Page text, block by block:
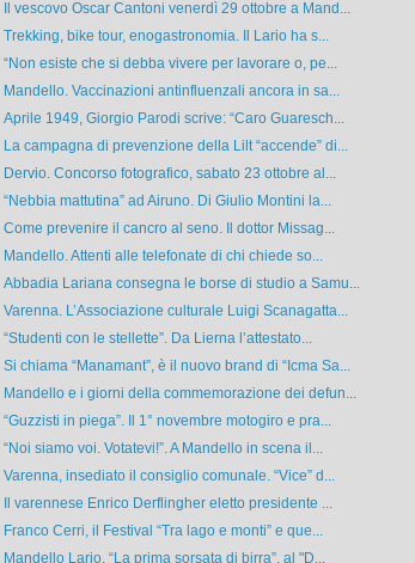
Il vescovo Oscar Cantoni venerdì 29 ottobre a Mand...
Trekking, bike tour, enogastronomia. Il Lario ha s...
“Non esiste che si debba vivere per lavorare o, pe...
Mandello. Vaccinazioni antinfluenzali ancora in sa...
Aprile 1949, Giorgio Parodi scrive: “Caro Guaresch...
La campagna di prevenzione della Lilt “accende” di...
Dervio. Concorso fotografico, sabato 23 ottobre al...
“Nebbia mattutina” ad Airuno. Di Giulio Montini la...
Come prevenire il cancro al seno. Il dottor Missag...
Mandello. Attenti alle telefonate di chi chiede so...
Abbadia Lariana consegna le borse di studio a Samu...
Varenna. L’Associazione culturale Luigi Scanagatta...
“Studenti con le stellette”. Da Lierna l’attestato...
Si chiama “Manamant”, è il nuovo brand di “Icma Sa...
Mandello e i giorni della commemorazione dei defun...
“Guzzisti in piega”. Il 1° novembre motogiro e pra...
“Noi siamo voi. Votatevi!”. A Mandello in scena il...
Varenna, insediato il consiglio comunale. “Vice” d...
Il varennese Enrico Derflingher eletto presidente ...
Franco Cerri, il Festival “Tra lago e monti” e que...
Mandello Lario. “La prima sorsata di birra”, al "D...